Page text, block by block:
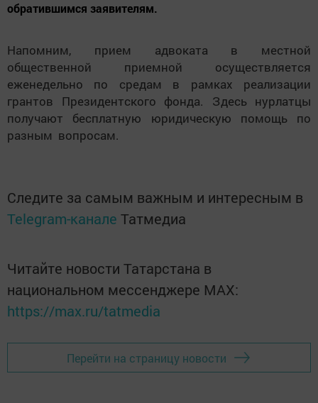
обратившимся заявителям.
Напомним, прием адвоката в местной
общественной приемной осуществляется
еженедельно по средам в рамках реализации
грантов Президентского фонда. Здесь нурлатцы
получают бесплатную юридическую помощь по
разным вопросам.
Следите за самым важным и интересным в
Telegram-канале Татмедиа
Читайте новости Татарстана в
национальном мессенджере MАХ:
https://max.ru/tatmedia
Перейти на страницу новости